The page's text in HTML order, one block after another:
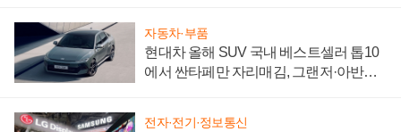
자동차·부품
현대차 올해 SUV 국내 베스트셀러 톱10
에서 싼타페만 자리매김, 그랜저·아반떼
전자·전기·정보통신